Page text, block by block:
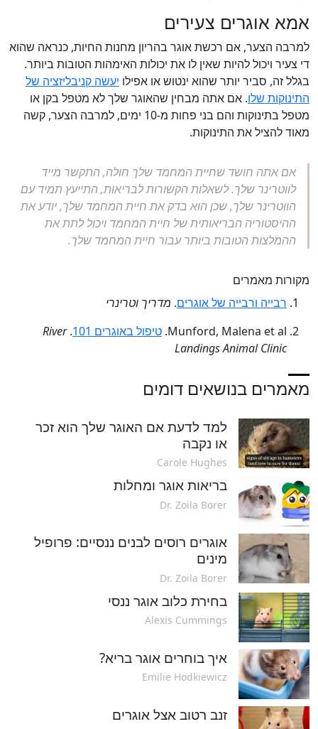
אמא אוגרים צעירים
למרבה הצער, אם רכשת אוגר בהריון מחנות החיות, כנראה שהוא
די צעיר ויכול להיות שאין לו את יכולות האימהות הטובות ביותר.
בגלל זה, סביר יותר שהוא ינטוש או אפילו יעשה קניבליזציה של
התינוקות שלו. אם אתה מבחין שהאוגר שלך לא מטפל בקן או
מטפל בתינוקות והם בני פחות מ-10 ימים, למרבה הצער, קשה
מאוד להציל את התינוקות.
אם אתה חושד שחיית המחמד שלך חולה, התקשר מייד
לווטרינר שלך. לשאלות הקשורות לבריאות, התייעץ תמיד עם
הווטרינר שלך, שכן הוא בדק את חיית המחמד שלך, יודע את
ההיסטוריה הבריאותית של חיית המחמד ויכול לתת את
ההמלצות הטובות ביותר עבור חיית המחמד שלך.
מקורות מאמרים
רבייה ורבייה של אוגרים. מדריך וטרינרי
Munford, Malena et al. טיפול באוגרים 101 .
River
Landings Animal Clinic
מאמרים בנושאים דומים
למד לדעת אם האוגר שלך הוא זכר
או נקבה
Carole Hughes
בריאות אוגר ומחלות
Dr. Zoila Borer
אוגרים רוסים לבנים ננסיים: פרופיל
מינים
Dr. Zoila Borer
בחירת כלוב אוגר ננסי
Alexis Cummings
איך בוחרים אוגר בריא?
Emilie Hodkiewicz
זנב רטוב אצל אוגרים